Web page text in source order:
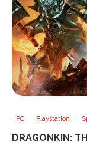
PC Playstation
DRAGONKIN: